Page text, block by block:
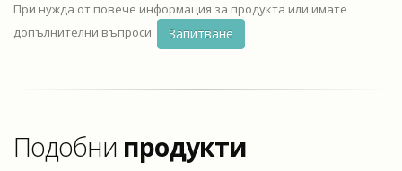
При нужда от повече информация за продукта или имате
допълнителни въпроси
Запитване
Подобни продукти